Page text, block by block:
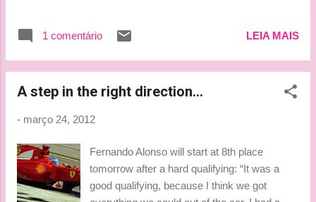
1 comentário LEIA MAIS
A step in the right direction...
- março 24, 2012
Fernando Alonso will start at 8th place
tomorrow after a hard qualifying: “It was a
good qualifying, because I think we got